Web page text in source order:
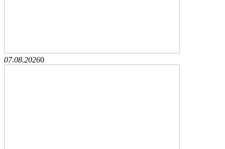
07.08.20260